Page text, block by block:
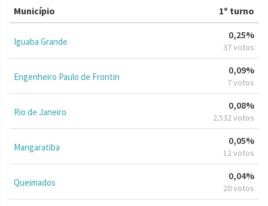
Município 1º turno
Iguaba Grande
0,25%
37 votos
Engenheiro Paulo de Frontin
0,09%
7 votos
Rio de Janeiro
0,08%
2.532 votos
Mangaratiba
0,05%
12 votos
Queimados
0,04%
20 votos